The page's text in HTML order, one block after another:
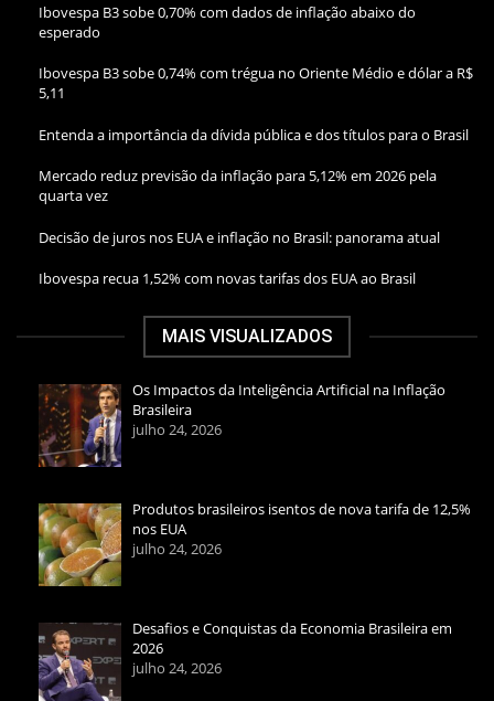
Ibovespa B3 sobe 0,70% com dados de inflação abaixo do
esperado
Ibovespa B3 sobe 0,74% com trégua no Oriente Médio e dólar a R$
5,11
Entenda a importância da dívida pública e dos títulos para o Brasil
Mercado reduz previsão da inflação para 5,12% em 2026 pela
quarta vez
Decisão de juros nos EUA e inflação no Brasil: panorama atual
Ibovespa recua 1,52% com novas tarifas dos EUA ao Brasil
MAIS VISUALIZADOS
Os Impactos da Inteligência Artificial na Inflação
Brasileira
julho 24, 2026
Produtos brasileiros isentos de nova tarifa de 12,5%
nos EUA
julho 24, 2026
Desafios e Conquistas da Economia Brasileira em
2026
julho 24, 2026